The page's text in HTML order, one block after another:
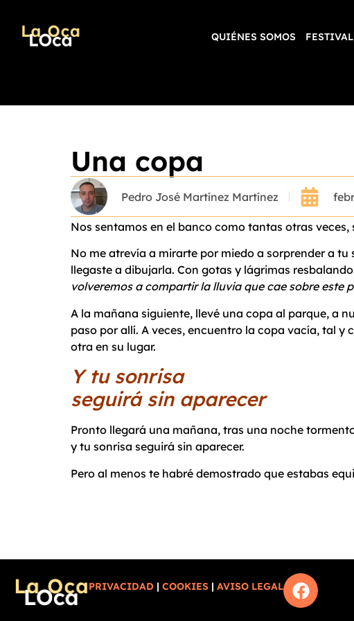
QUIÉNES SOMOS
Una copa
Pedro José Martínez Martínez
Nos sentamos en el banco como tantas otras veces,
No me atrevía a mirarte por miedo a sorprender a
llegaste a dibujarla. Con gotas y lágrimas
volveremos a compartir la lluvia que cae sobre este
A la mañana siguiente, llevé una copa al parque, a
paso por allí. A veces, encuentro la copa vacía, tal y
otra en su lugar.
Y tu sonrisa
seguirá sin aparecer
Pronto llegará una mañana, tras una noche
y tu sonrisa seguirá sin aparecer.
Pero al menos te habré demostrado que estabas
PRIVACIDAD |COOKIES |AVISO LEGAL